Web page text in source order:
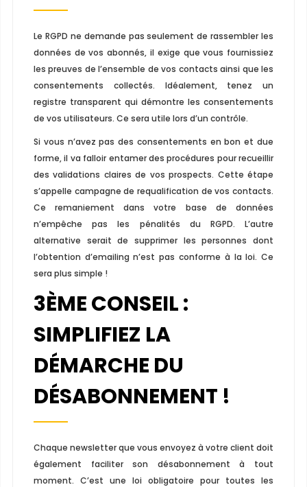
Le RGPD ne demande pas seulement de rassembler les
données de vos abonnés, il exige que vous fournissiez
les preuves de l’ensemble de vos contacts ainsi que les
consentements collectés. Idéalement, tenez un
registre transparent qui démontre les consentements
de vos utilisateurs. Ce sera utile lors d’un contrôle.
Si vous n’avez pas des consentements en bon et due
forme, il va falloir entamer des procédures pour recueillir
des validations claires de vos prospects. Cette étape
s’appelle campagne de requalification de vos contacts.
Ce remaniement dans votre base de données
n’empêche pas les pénalités du RGPD. L’autre
alternative serait de supprimer les personnes dont
l’obtention d’emailing n’est pas conforme à la loi. Ce
sera plus simple !
3ÈMECONSEIL :
SIMPLIFIEZ LA
DÉMARCHE DU
DÉSABONNEMENT !
Chaque newsletter que vous envoyez à votre client doit
également faciliter son désabonnement à tout
moment. C’est une loi obligatoire pour toutes les